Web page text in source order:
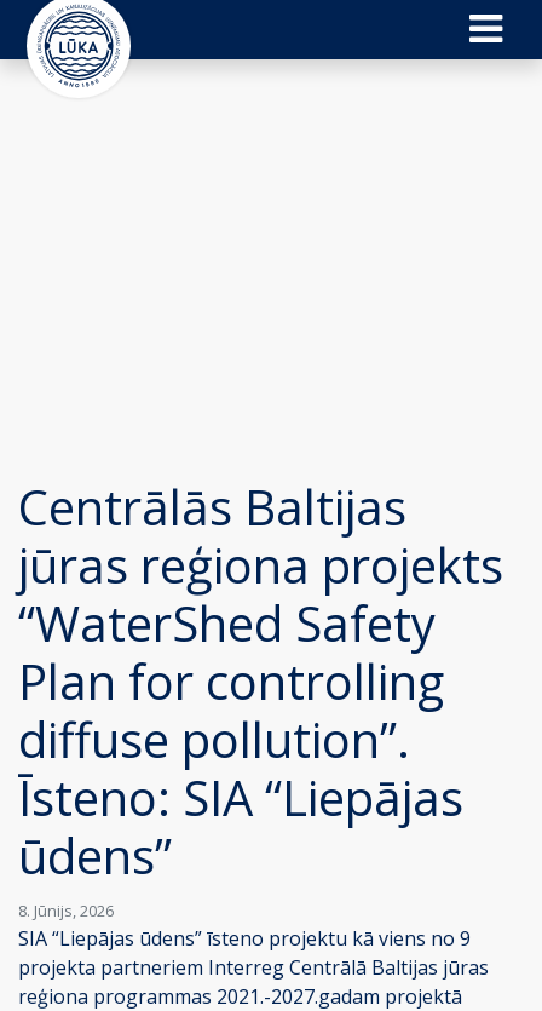
Centrālās Baltijas
jūras reģiona projekts
“WaterShed Safety
Plan for controlling
diffuse pollution”.
Īsteno: SIA “Liepājas
ūdens”
8. Jūnijs, 2026
SIA “Liepājas ūdens” īsteno projektu kā viens no 9
projekta partneriem Interreg Centrālā Baltijas jūras
reģiona programmas 2021.-2027.gadam projektā